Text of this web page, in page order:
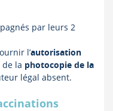
par leurs 2
l’autorisation
de la photocopie de la
légal absent.